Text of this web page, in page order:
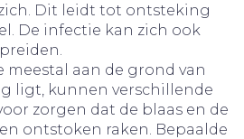
Dit leidt tot ontsteking
De infectie kan zich ook
meestal aan de grond van
ligt, kunnen verschillende
zorgen dat de blaas en de
ontstoken raken. Bepaalde